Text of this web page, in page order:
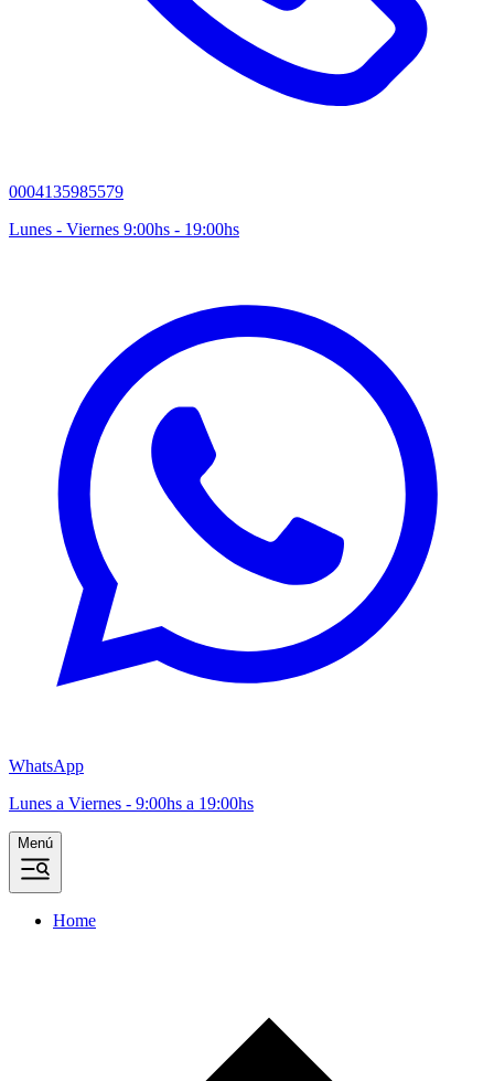
0004135985579
Lunes - Viernes 9:00hs - 19:00hs
WhatsApp
Lunes a Viernes - 9:00hs a 19:00hs
Menú
Home